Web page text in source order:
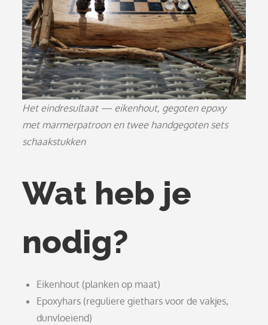
Het eindresultaat — eikenhout, gegoten epoxy
met marmerpatroon en twee handgegoten sets
schaakstukken
Wat heb je
nodig?
Eikenhout (planken op maat)
Epoxyhars (reguliere giethars voor de vakjes,
dunvloeiend)